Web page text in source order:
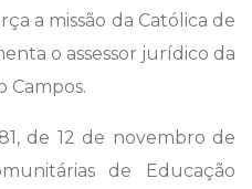
a missão da Católica de
o assessor jurídico da
Campos.
de 12 de novembro de
de Educação